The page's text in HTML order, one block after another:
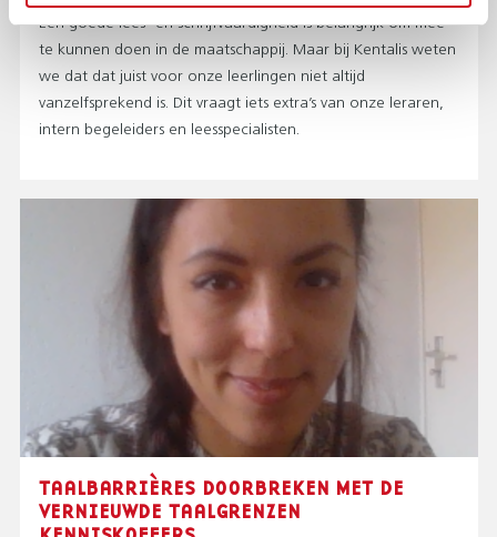
Een goede lees- en schrijfvaardigheid is belangrijk om mee
te kunnen doen in de maatschappij. Maar bij Kentalis weten
we dat dat juist voor onze leerlingen niet altijd
vanzelfsprekend is. Dit vraagt iets extra’s van onze leraren,
intern begeleiders en leesspecialisten.
TAALBARRIÈRES DOORBREKEN MET DE
VERNIEUWDE TAALGRENZEN